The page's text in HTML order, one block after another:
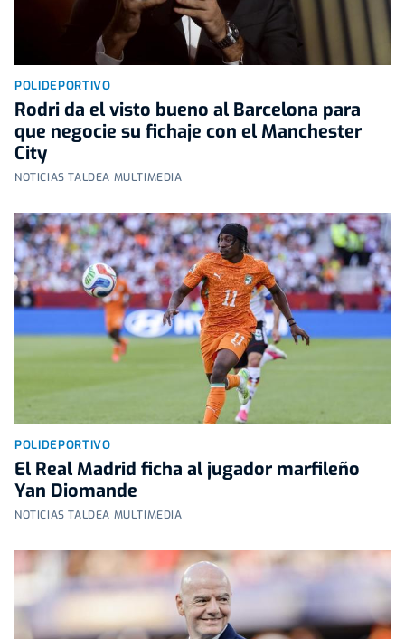
POLIDEPORTIVO
Rodri da el visto bueno al Barcelona para
que negocie su fichaje con el Manchester
City
NOTICIAS TALDEA MULTIMEDIA
POLIDEPORTIVO
El Real Madrid ficha al jugador marfileño
Yan Diomande
NOTICIAS TALDEA MULTIMEDIA